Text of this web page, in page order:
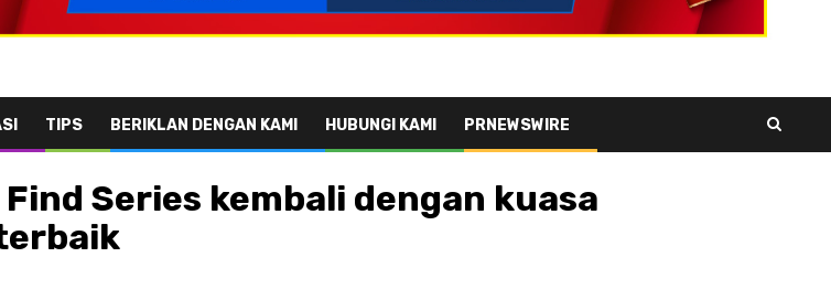
TIPS BERIKLAN DENGAN KAMI HUBUNGI KAMI PRNEWSWIRE
Find Series kembali dengan kuasa